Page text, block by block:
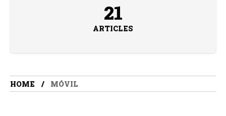
21
ARTICLES
HOME MÓVIL